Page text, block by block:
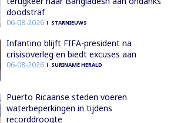
doodstraf
06-08-2026 STARNIEUWS
Infantino blijft FIFA-president na
crisisoverleg en biedt excuses aan
06-08-2026 SURINAME HERALD
Puerto Ricaanse steden voeren
waterbeperkingen in tijdens
recorddroogte